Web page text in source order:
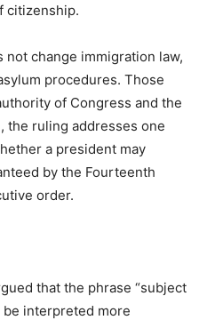
citizenship.
not change immigration law,
procedures. Those
of Congress and the
the ruling addresses one
a president may
by the Fourteenth
order.
that the phrase “subject
interpreted more